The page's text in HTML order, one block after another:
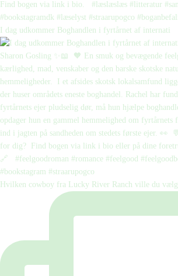
I dag udkommer Boghandlen i fyrtårnet af internati
Hvilken cowboy fra Lucky River Ranch ville du vælg